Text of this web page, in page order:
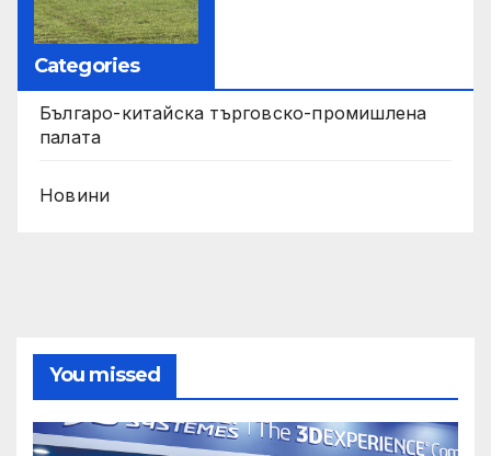
Categories
Българо-китайска търговско-промишлена
палата
Новини
You missed